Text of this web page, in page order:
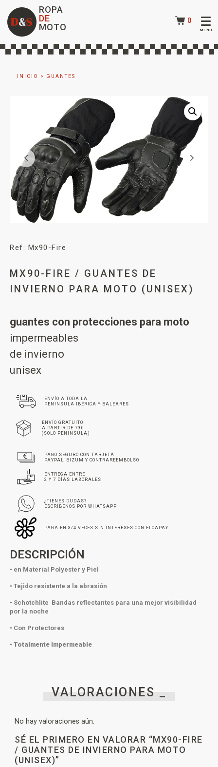
ROPA
DE
MOTO
0
INICIO > GUANTES
Ref: Mx90-Fire
MX90-FIRE / GUANTES DE
INVIERNO PARA MOTO (UNISEX)
guantes con protecciones para moto
impermeables
de invierno
unisex
ENVÍO A TODA LA
PENINSULA IBÉRICA Y BALEARES
ENVÍO GRATUITO
A PARTIR DE 79€
(SOLO PENINSULA)
PAGO SEGURO CON TARJETA
PAYPAL, BIZUM Y CONTRAREEMBOLSO
ENTREGA ENTRE
2 Y 7 DÍAS LABORALES
¿TIENES DUDAS?
ESCRÍBENOS POR WHATSAPP
PAGA EN 3/4 VECES SIN INTERESES CON FLOAPAY
DESCRIPCIÓN
• en Material Polyester y Piel
• Tejido resistente a la abrasión
• Schotchlite Bandas reflectantes para una mejor visibilidad
por la noche
• Con Protectores
• Totalmente Impermeable
VALORACIONES _
No hay valoraciones aún.
SÉ EL PRIMERO EN VALORAR “MX90-FIRE
/ GUANTES DE INVIERNO PARA MOTO
(UNISEX)”